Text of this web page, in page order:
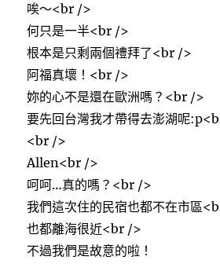
唉～<br />
何只是一半<br />
根本是只剩兩個禮拜了<br />
阿福真壞！<br />
妳的心不是還在歐洲嗎？<br />
要先回台灣我才帶得去澎湖呢
<br />
Allen<br />
呵呵…真的嗎？<br />
我們這次住的民宿也都不在市區
也都離海很近<br />
不過我們是故意的啦！